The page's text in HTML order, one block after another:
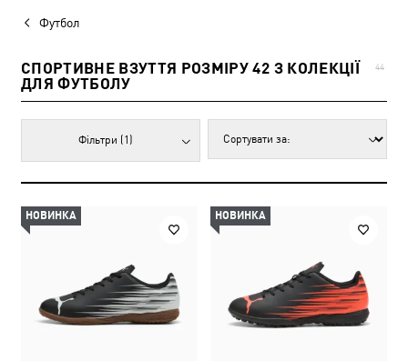
Футбол
СПОРТИВНЕ ВЗУТТЯ РОЗМІРУ 42 З КОЛЕКЦІЇ
ДЛЯ ФУТБОЛУ
44
Фільтри (1)
НОВИНКА НОВИНКА